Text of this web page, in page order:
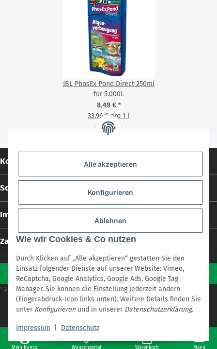
Alle akzeptieren
Konfigurieren
Ablehnen
Wie wir Cookies & Co nutzen
Durch Klicken auf „Alle akzeptieren“ gestatten Sie den
Einsatz folgender Dienste auf unserer Website: Vimeo,
ReCaptcha, Google Analytics, Google Ads, Google Tag
Manager. Sie können die Einstellung jederzeit ändern
(Fingerabdruck-Icon links unten). Weitere Details finden Sie
unter Konfigurierenund in unserer Datenschutzerklärung.
Impressum Datenschutz
Mein Konto Wunschzettel Warenkorb Menü
JBL PhosEx Pond Direct 250ml
für 5.000L
8,49 € *
33,96 € pro 1 l
Kontakt
Social Media
Informationen
Zahlungs- und Versandarten
Vertrag widerrufen
* Alle Preise inkl. gesetzlicher USt., zzgl.Versand
* Alle Preise inkl. gesetzlicher USt., zzgl.Versand